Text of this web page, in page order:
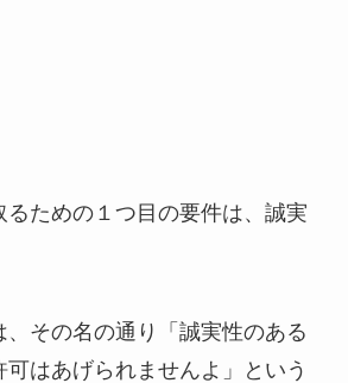
るための１つ目の要件は、誠実
その名の通り「誠実性のある
はあげられませんよ」という